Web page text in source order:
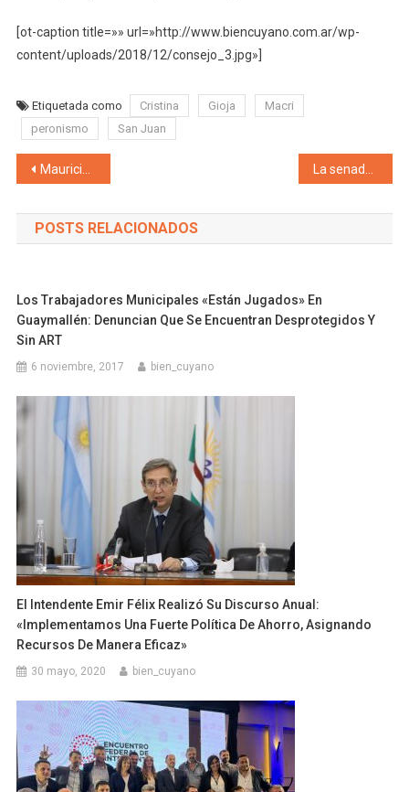
[ot-caption title=»» url=»http://www.biencuyano.com.ar/wp-
content/uploads/2018/12/consejo_3.jpg»]
Etiquetada como Cristina Gioja
Macri
peronismo
San Juan
Navegación de entradas
Mauricio Macri se volvió a emocionar en una reunión de gabinete ampliado y dio el puntapié inicial a la campaña electoral La senadora Justicialista Silvina Camiolo propone el nombre “Dr. Pedro Carmelo Lombardo” al Hospital Regional Malargüe
POSTS RELACIONADOS
Los Trabajadores Municipales «están Jugados» En
Guaymallén: Denuncian Que Se Encuentran Desprotegidos Y
Sin ART
6 noviembre, 2017 bien_cuyano
El Intendente Emir Félix Realizó Su Discurso Anual:
«implementamos Una Fuerte Política De Ahorro, Asignando
Recursos De Manera Eficaz»
30 mayo, 2020 bien_cuyano